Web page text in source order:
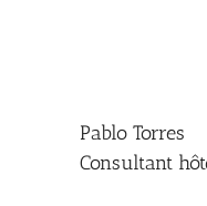
Pablo Torres
Consultant